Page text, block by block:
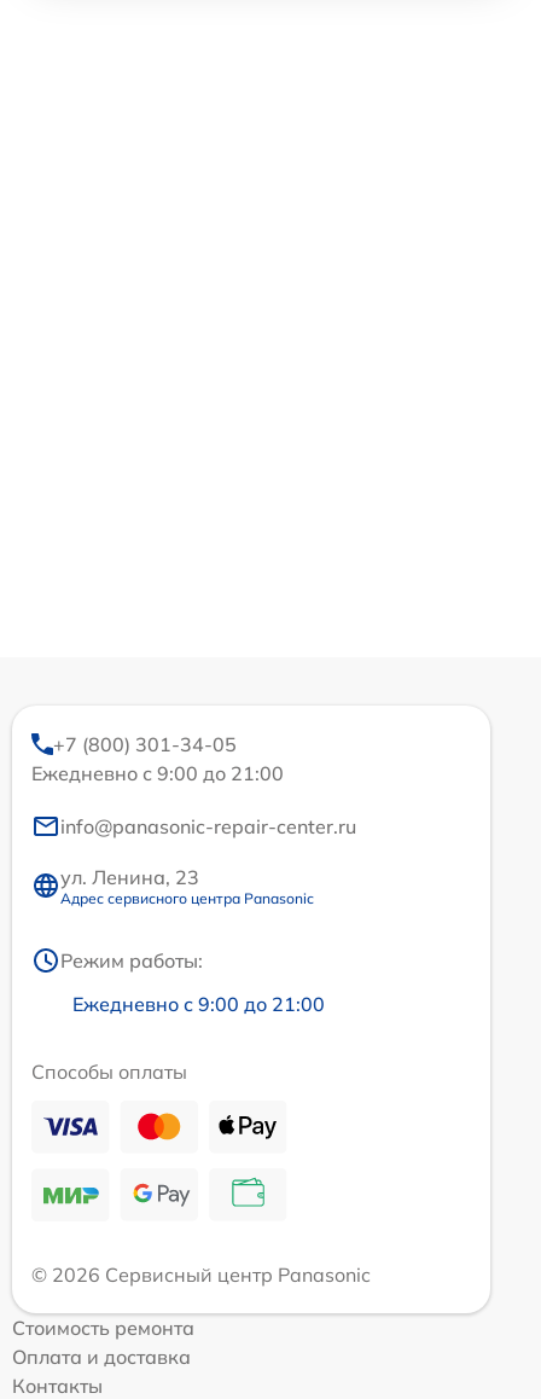
+7 (800) 301-34-05
Ежедневно с 9:00 до 21:00
info@panasonic-repair-center.ru
ул. Ленина, 23
Адрес сервисного центра Panasonic
Режим работы:
Ежедневно с 9:00 до 21:00
Способы оплаты
© 2026 Сервисный центр Panasonic
Стоимость ремонта
Оплата и доставка
Контакты